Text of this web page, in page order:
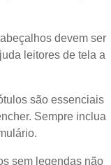
devem ser
leitores de tela a
são essenciais
Sempre inclua
sem legendas não